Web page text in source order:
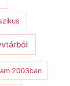
2003ban